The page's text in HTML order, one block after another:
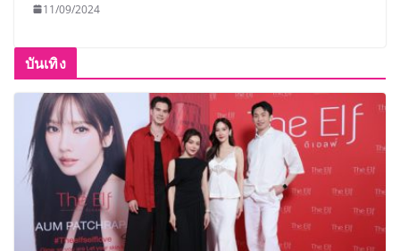
11/09/2024
บันเทิง